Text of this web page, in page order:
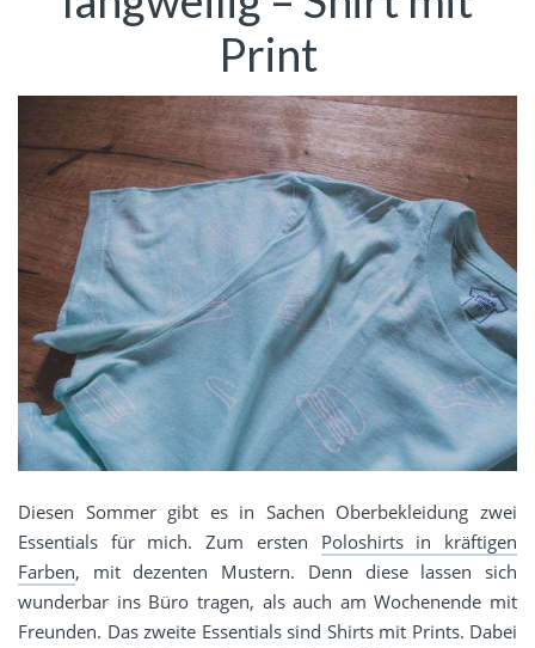
Print
Diesen Sommer gibt es in Sachen Oberbekleidung zwei
Essentials für mich. Zum ersten Poloshirts in kräftigen
Farben, mit dezenten Mustern. Denn diese lassen sich
wunderbar ins Büro tragen, als auch am Wochenende mit
Freunden. Das zweite Essentials sind Shirts mit Prints. Dabei